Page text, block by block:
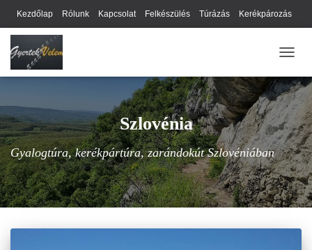
Kezdőlap Rólunk Kapcsolat Felkészülés Túrázás Kerékpározás
Webhely térkép
Szlovénia
Gyalogtúra, kerékpártúra, zarándokút Szlovéniában